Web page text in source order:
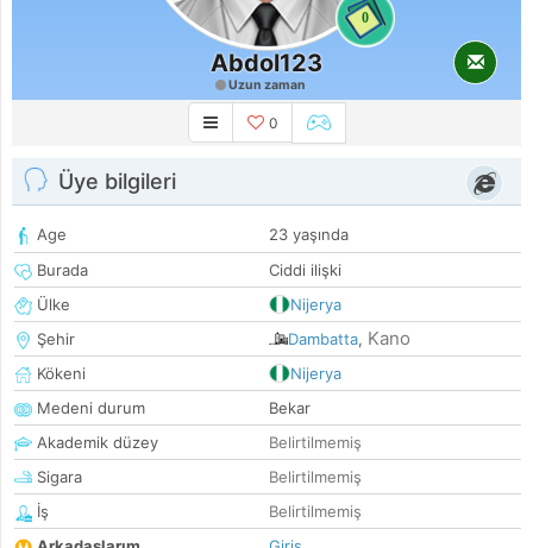
0
Abdol123
Uzun zaman
0
Üye bilgileri
Age
23 yaşında
Burada
Ciddi ilişki
Ülke
Nijerya
Şehir
Dambatta, Kano
Kökeni
Nijerya
Medeni durum
Bekar
Akademik düzey
Belirtilmemiş
Sigara
Belirtilmemiş
İş
Belirtilmemiş